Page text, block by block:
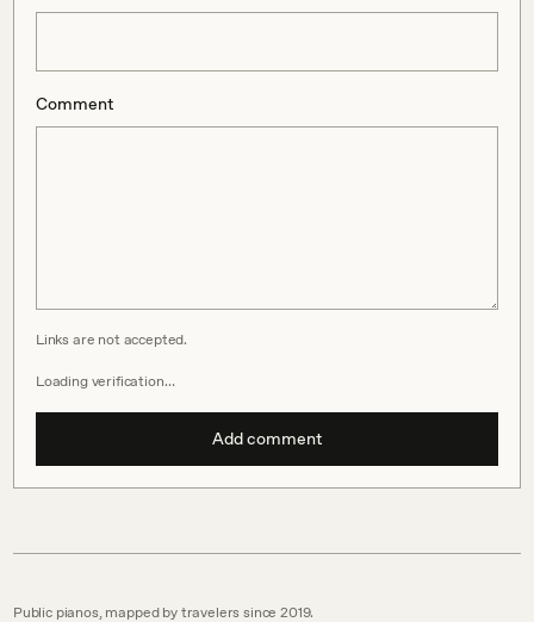
Comment
Links are not accepted.
Loading verification…
Add comment
Public pianos, mapped by travelers since 2019.